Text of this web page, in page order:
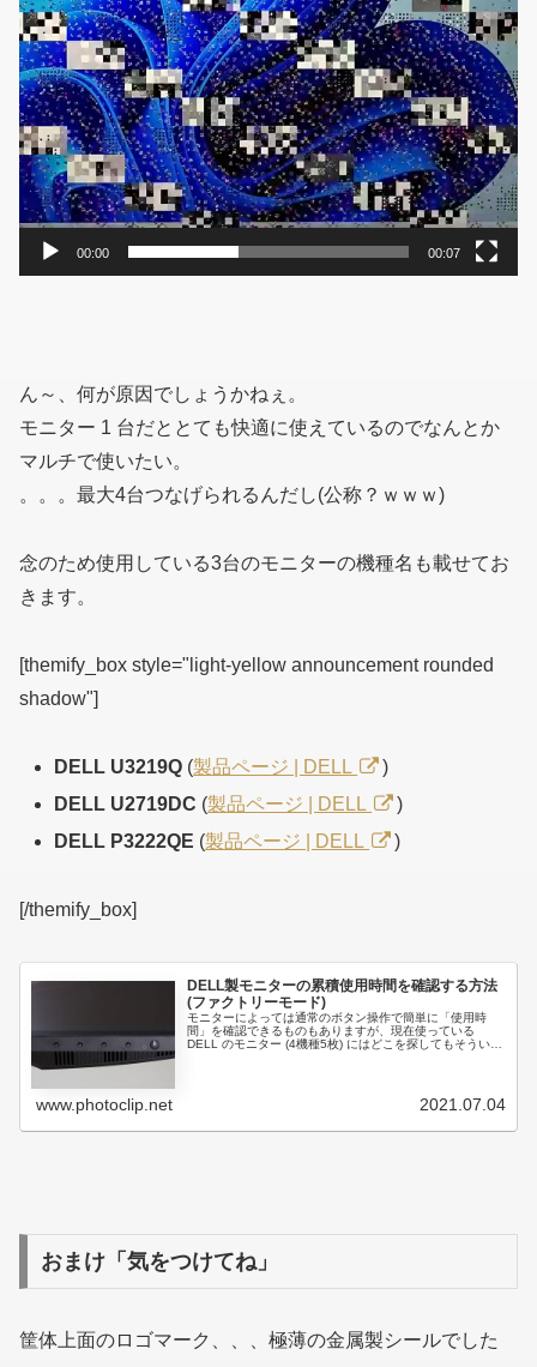
00:00 00:07
ん～、何が原因でしょうかねぇ。
モニター 1 台だととても快適に使えているのでなんとか
マルチで使いたい。
。。。最大4台つなげられるんだし(公称？ｗｗｗ)
念のため使用している3台のモニターの機種名も載せてお
きます。
[themify_box style="light-yellow announcement rounded
shadow"]
DELL U3219Q (製品ページ | DELL
)
DELL U2719DC (製品ページ | DELL
)
DELL P3222QE (製品ページ | DELL )
[/themify_box]
DELL製モニターの累積使用時間を確認する方法
(ファクトリーモード)
モニターによっては通常のボタン操作で簡単に「使用時
間」を確認できるものもありますが、現在使っている
DELL のモニター (4機種5枚) にはどこを探してもそういっ
www.photoclip.net 2021.07.04
おまけ「気をつけてね」
筐体上面のロゴマーク、、、極薄の金属製シールでした